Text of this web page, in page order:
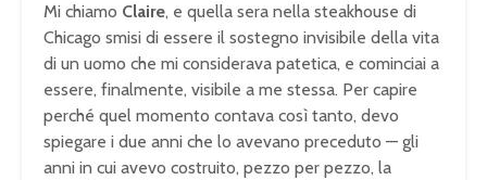
Mi chiamo Claire, e quella sera nella steakhouse di
Chicago smisi di essere il sostegno invisibile della vita
di un uomo che mi considerava patetica, e cominciai a
essere, finalmente, visibile a me stessa. Per capire
perché quel momento contava così tanto, devo
spiegare i due anni che lo avevano preceduto — gli
anni in cui avevo costruito, pezzo per pezzo, la